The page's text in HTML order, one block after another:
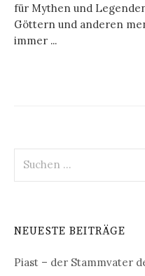
für Mythen und
Göttern und anderen
immer ...
nach:
NEUESTE BEITRÄGE
Piast – der Stammvater